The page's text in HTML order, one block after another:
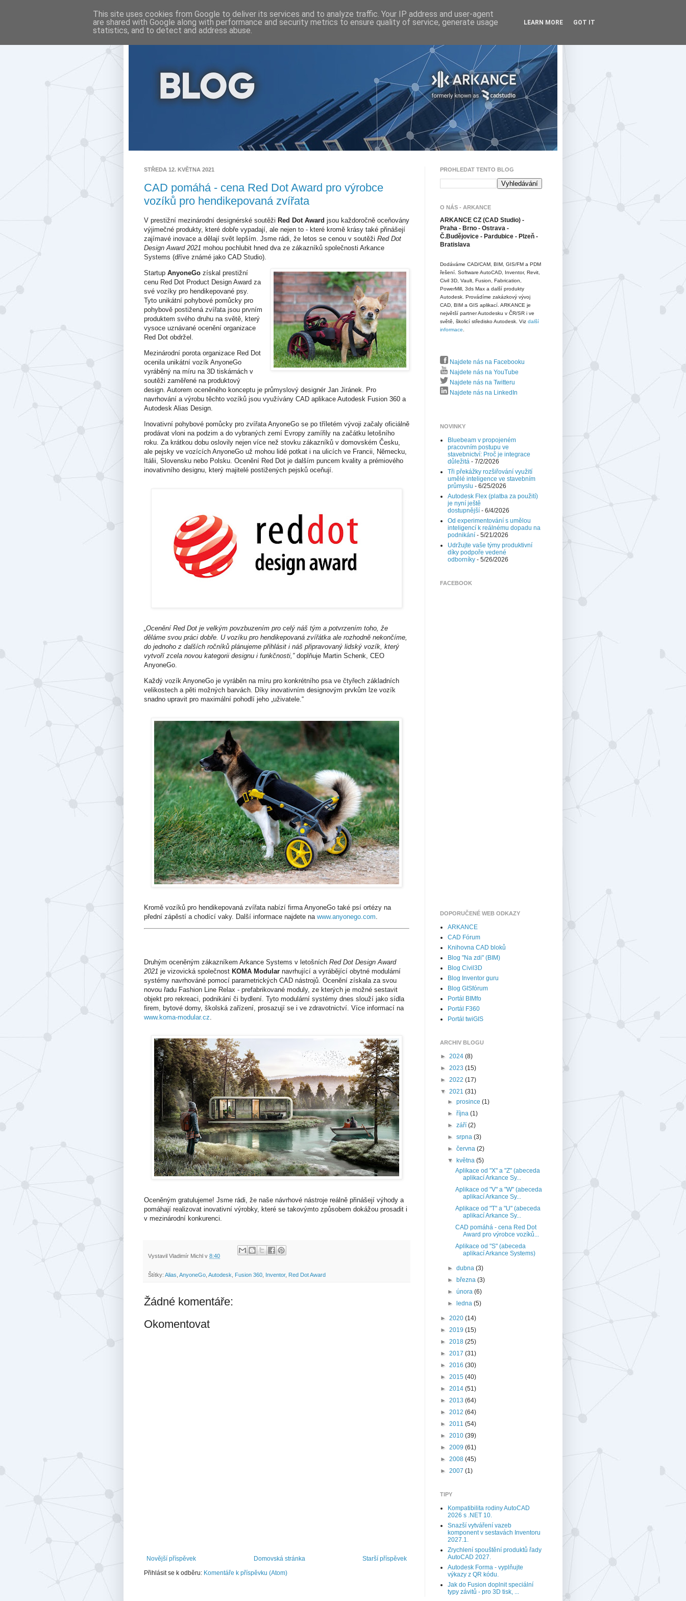
STŘEDA 12. KVĚTNA 2021
CAD pomáhá - cena Red Dot Award pro výrobce
vozíků pro hendikepovaná zvířata
V prestižní mezinárodní designérské soutěži Red Dot Award jsou každoročně oceňovány
výjimečné produkty, které dobře vypadají, ale nejen to - které kromě krásy také přinášejí
zajímavé inovace a dělají svět lepším. Jsme rádi, že letos se cenou v soutěži Red Dot
Design Award 2021 mohou pochlubit hned dva ze zákazníků společnosti Arkance
Systems (dříve známé jako CAD Studio).
Startup AnyoneGo získal prestižní
cenu Red Dot Product Design Award za
své vozíky pro hendikepované psy.
Tyto unikátní pohybové pomůcky pro
pohybově postižená zvířata jsou prvním
produktem svého druhu na světě, který
vysoce uznávané ocenění organizace
Red Dot obdržel.
Mezinárodní porota organizace Red Dot
ocenila unikátní vozík AnyoneGo
vyráběný na míru na 3D tiskárnách v
soutěži zaměřené na produktový
design. Autorem oceněného konceptu je průmyslový designér Jan Jiránek. Pro
navrhování a výrobu těchto vozíků jsou využívány CAD aplikace Autodesk Fusion 360 a
Autodesk Alias Design.
Inovativní pohybové pomůcky pro zvířata AnyoneGo se po tříletém vývoji začaly oficiálně
prodávat vloni na podzim a do vybraných zemí Evropy zamířily na začátku letošního
roku. Za krátkou dobu oslovily nejen více než stovku zákazníků v domovském Česku,
ale pejsky ve vozících AnyoneGo už mohou lidé potkat i na ulicích ve Francii, Německu,
Itálii, Slovensku nebo Polsku. Ocenění Red Dot je dalším puncem kvality a prémiového
inovativního designu, který majitelé postižených pejsků oceňují.
„Ocenění Red Dot je velkým povzbuzením pro celý náš tým a potvrzením toho, že
děláme svou práci dobře. U vozíku pro hendikepovaná zvířátka ale rozhodně nekončíme,
do jednoho z dalších ročníků plánujeme přihlásit i náš připravovaný lidský vozík, který
vytvoří zcela novou kategorii designu i funkčnosti,”doplňuje Martin Schenk, CEO
AnyoneGo.
Každý vozík AnyoneGo je vyráběn na míru pro konkrétního psa ve čtyřech základních
velikostech a pěti možných barvách. Díky inovativním designovým prvkům lze vozík
snadno upravit pro maximální pohodlí jeho „uživatele.“
Kromě vozíků pro hendikepovaná zvířata nabízí firma AnyoneGo také psí ortézy na
přední zápěstí a chodící vaky. Další informace najdete na www.anyonego.com
Druhým oceněným zákazníkem Arkance Systems v letošních Red Dot Design Award
2021 je vizovická společnost KOMA Modular navrhující a vyrábějící obytné modulární
systémy navrhováné pomocí parametrických CAD nástrojů. Ocenění získala za svou
novou řadu Fashion Line Relax - prefabrikované moduly, ze kterých je možné sestavit
objekt pro rekreaci, podnikání či bydlení. Tyto modulární systémy dnes slouží jako sídla
firem, bytové domy, školská zařízení, prosazují se i ve zdravotnictví. Více informací na
www.koma-modular.cz
Oceněným gratulujeme! Jsme rádi, že naše návrhové nástroje reálně přinášejí výhody a
pomáhají realizovat inovativní výrobky, které se takovýmto způsobem dokážou prosadit i
v mezinárodní konkurenci.
Vystavil Vladimír Michl v 8:40
Štítky: Alias AnyoneGo Autodesk Fusion 360 Inventor, Red Dot Award
Žádné komentáře:
Okomentovat
Novější příspěvek Starší příspěvek
Domovská stránka
Přihlásit se k odběru: Komentáře k příspěvku (Atom)
PROHLEDAT TENTO BLOG
O NÁS - ARKANCE
ARKANCE CZ (CAD Studio) -
Praha - Brno - Ostrava -
Č.Budějovice - Pardubice - Plzeň -
Bratislava
Dodáváme CAD/CAM, BIM, GIS/FM a PDM
řešení. Software AutoCAD, Inventor, Revit,
Civil 3D, Vault, Fusion, Fabrication,
PowerMill, 3ds Max a další produkty
Autodesk. Provádíme zakázkový vývoj
CAD, BIM a GIS aplikací. ARKANCE je
největší partner Autodesku v ČR/SR i ve
světě, školicí středisko Autodesk. Viz další
informace
Najdete nás na Facebooku
Najdete nás na YouTube
Najdete nás na Twitteru
Najdete nás na LinkedIn
NOVINKY
Bluebeam v propojeném
pracovním postupu ve
stavebnictví: Proč je integrace
důležitá - 7/2/2026
Tři překážky rozšiřování využití
umělé inteligence ve stavebním
průmyslu - 6/25/2026
Autodesk Flex (platba za použití)
je nyní ještě
dostupnější - 6/4/2026
Od experimentování s umělou
inteligencí k reálnému dopadu na
podnikání - 5/21/2026
Udržujte vaše týmy produktivní
díky podpoře vedené
odborníky - 5/26/2026
FACEBOOK
DOPORUČENÉ WEB ODKAZY
ARKANCE
CAD Fórum
Knihovna CAD bloků
Blog "Na zdi" (BIM)
Blog Civil3D
Blog Inventor guru
Blog GISfórum
Portál BIMfo
Portál F360
Portál twiGIS
ARCHIV BLOGU
► 2024 (8)
► 2023 (15)
► 2022 (17)
▼ 2021 (31)
►prosince(1)
►října(1)
►září(2)
►srpna(3)
►června(2)
▼
května(5)
Aplikace od "X" a "Z" (abeceda
aplikací Arkance Sy...
Aplikace od "V" a "W" (abeceda
aplikací Arkance Sy...
Aplikace od "T" a "U" (abeceda
aplikací Arkance Sy...
CAD pomáhá - cena Red Dot
Award pro výrobce vozíků...
Aplikace od "S" (abeceda
aplikací Arkance Systems)
►dubna(3)
► března(3)
►února(6)
►
ledna(5)
► 2020 (14)
► 2019 (15)
► 2018 (25)
► 2017 (31)
► 2016 (30)
► 2015 (40)
► 2014 (51)
► 2013 (64)
► 2012 (64)
► 2011 (54)
► 2010 (39)
► 2009 (61)
► 2008 (45)
► 2007 (1)
TIPY
Kompatibilita rodiny AutoCAD
2026 s .NET 10.
Snazší vytváření vazeb
komponent v sestavách Inventoru
2027.1.
Zrychlení spouštění produktů řady
AutoCAD 2027.
Autodesk Forma - vyplňujte
výkazy z QR kódu.
Jak do Fusion doplnit speciální
typy závitů - pro 3D tisk, ...
This site uses cookies from Google to deliver its services and to analyze traffic. Your IP address and user-agent
are shared with Google along with performance and security metrics to ensure quality of service, generate usage
statistics, and to detect and address abuse.
LEARN MORE GOT IT